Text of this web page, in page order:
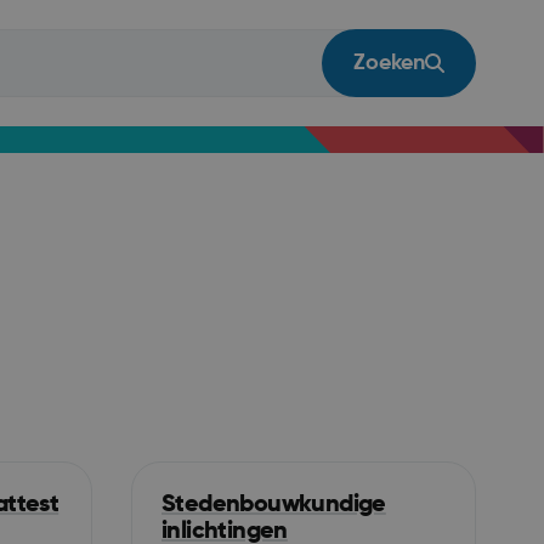
Zoeken
Stedenbouwkundige
inlichtingen